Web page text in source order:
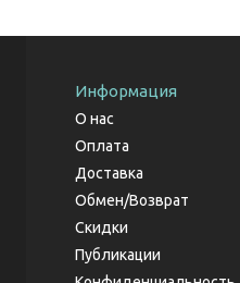
Информация
О нас
Оплата
Доставка
Обмен/Возврат
Скидки
Публикации